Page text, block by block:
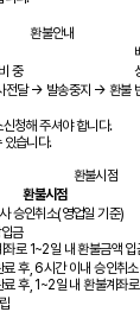
환불안내
중
전달 → 발송중지 → 환불
신청해 주셔야 합니다.
있습니다.
환불시점
환불시점
승인취소(영업일 기준)
금
로 1~2일 내 환불금액
료 후, 6시간 이내 승인취소
후, 1~2일 내 환불계좌